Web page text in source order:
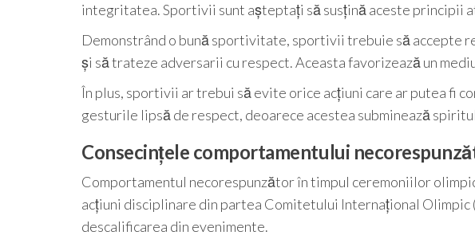
integritatea. Sportivii sunt așteptați să susțină aceste principii
Demonstrând o bună sportivitate, sportivii trebuie să accepte
și să trateze adversarii cu respect. Aceasta favorizează un
În plus, sportivii ar trebui să evite orice acțiuni care ar putea fi
gesturile lipsă de respect, deoarece acestea subminează
Consecințele comportamentului
Comportamentul necorespunzător în timpul ceremoniilor
acțiuni disciplinare din partea Comitetului Internațional
descalificarea din evenimente.